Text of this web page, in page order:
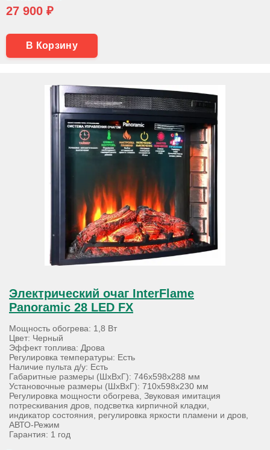
27 900 ₽
В Корзину
Электрический очаг InterFlame
Panoramic 28 LED FX
Мощность обогрева: 1,8 Вт
Цвет: Черный
Эффект топлива: Дрова
Регулировка температуры: Есть
Наличие пульта д/у: Есть
Габаритные размеры (ШхВхГ): 746х598х288 мм
Установочные размеры (ШхВхГ): 710х598х230 мм
Регулировка мощности обогрева, Звуковая имитация
потрескивания дров, подсветка кирпичной кладки,
индикатор состояния, регулировка яркости пламени и дров,
АВТО-Режим
Гарантия: 1 год